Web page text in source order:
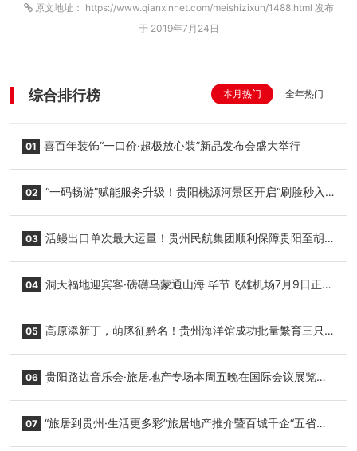
原文地址： https://www.qianxinnet.com/meishizixun/1488.html 发布
于 2019年7月24日
综合排行榜 本月热门 全年热门
01 喜百年装饰“一口价·超极放心装”新品发布会盛大举行
02 “一码畅游”赋能服务升级！贵阳桃源河景区开启“刷脸秒入
03 活鳗出口单次最大运量！贵州民航集团顺利保障贵阳至胡
04 洞天福地迎宾客·磅礴乌蒙通山海 毕节飞雄机场7月9日正式
05 高原添新丁，萌豚征黔名！贵州海洋馆成功批量繁育三只
06 贵阳路边音乐会·旅居地产专场本周五晚在国际会议展览中
07 “旅居到贵州·生活更多彩”旅居地产推介暨百城千企“五省